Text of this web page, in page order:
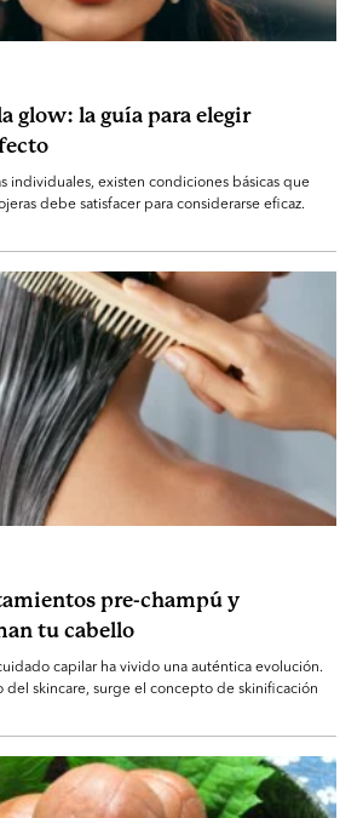
glow: la guía para elegir
individuales, existen condiciones básicas que
debe satisfacer para considerarse eficaz.
pre-champú y
tu cabello
capilar ha vivido una auténtica evolución.
del skincare, surge el concepto de skinificación